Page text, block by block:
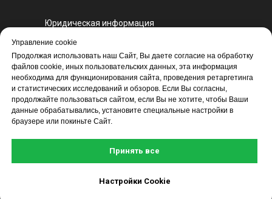
©2000–2026, Курьерская компания СДЭК
Юридическая информация
Политика конфиденциальности
Регламент оказания курьерских услуг
Политика экспертного и санкционного
контроля
Управление cookie
Продолжая использовать наш Сайт, Вы даете согласие на обработку
файлов cookie, иных пользовательских данных, эта информация
необходима для функционирования сайта, проведения ретаргетинга
и статистических исследований и обзоров. Если Вы согласны,
продолжайте пользоваться сайтом, если Вы не хотите, чтобы Ваши
данные обрабатывались, установите специальные настройки в
браузере или покиньте Сайт.
Принять все
Настройки Cookie